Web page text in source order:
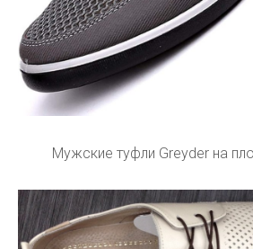
Мужские туфли Greyder на